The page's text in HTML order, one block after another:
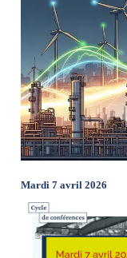
Mardi 7 avril 2026